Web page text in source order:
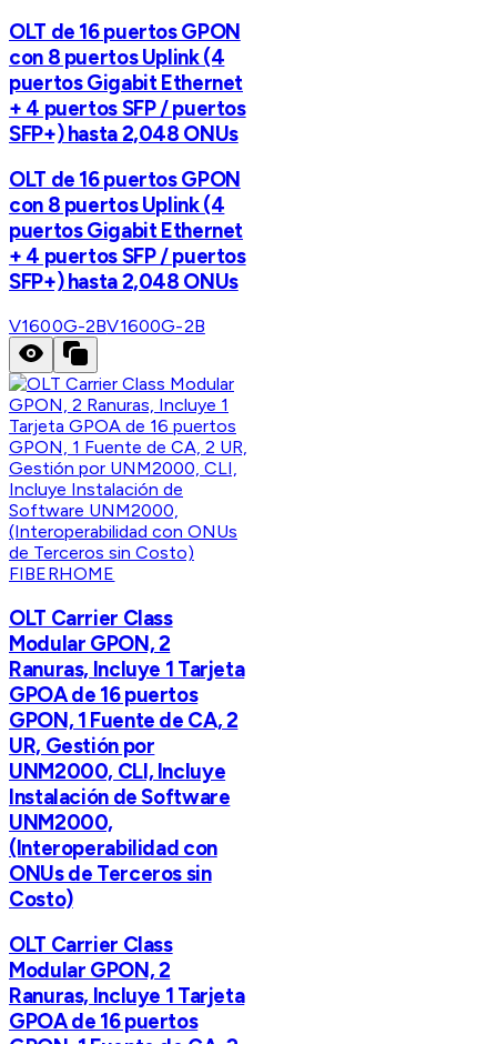
OLT de 16 puertos GPON
con 8 puertos Uplink (4
puertos Gigabit Ethernet
+ 4 puertos SFP / puertos
SFP+) hasta 2,048 ONUs
OLT de 16 puertos GPON
con 8 puertos Uplink (4
puertos Gigabit Ethernet
+ 4 puertos SFP / puertos
SFP+) hasta 2,048 ONUs
V1600G-2BV1600G-2B
FIBERHOME
OLT Carrier Class
Modular GPON, 2
Ranuras, Incluye 1 Tarjeta
GPOA de 16 puertos
GPON, 1 Fuente de CA, 2
UR, Gestión por
UNM2000, CLI, Incluye
Instalación de Software
UNM2000,
(Interoperabilidad con
ONUs de Terceros sin
Costo)
OLT Carrier Class
Modular GPON, 2
Ranuras, Incluye 1 Tarjeta
GPOA de 16 puertos